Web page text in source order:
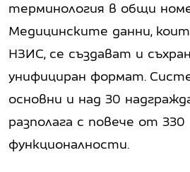
терминология в общи
Медицинските данни,
НЗИС, се създават и
унифициран формат.
основни и над 30
разполага с повече от 330
функционалности.